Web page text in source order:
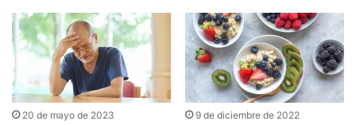
20 de mayo de 2023 9 de diciembre de 2022